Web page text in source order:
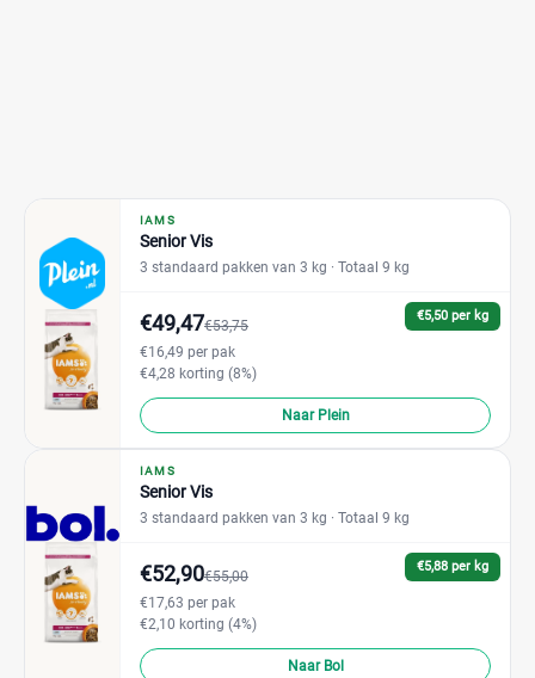
IAMS
Senior Vis
3 standaard pakken van 3 kg · Totaal 9 kg
€5,50 per kg
€49,47€53,75
€16,49 per pak
€4,28 korting (8%)
Naar Plein
IAMS
Senior Vis
3 standaard pakken van 3 kg · Totaal 9 kg
€5,88 per kg
€52,90€55,00
€17,63 per pak
€2,10 korting (4%)
Naar Bol